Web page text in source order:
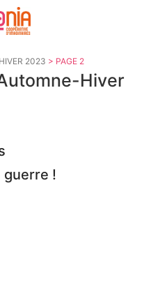
2023 > PAGE 2
Hiver
guerre !